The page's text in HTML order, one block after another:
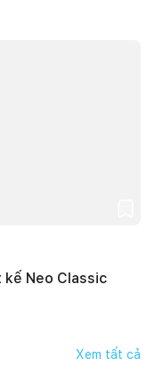
Neo Classic
Xem tất cả